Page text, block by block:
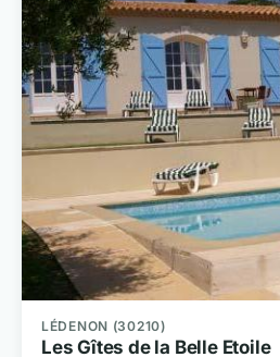
LÉDENON (30210)
Les Gîtes de la Belle Etoile